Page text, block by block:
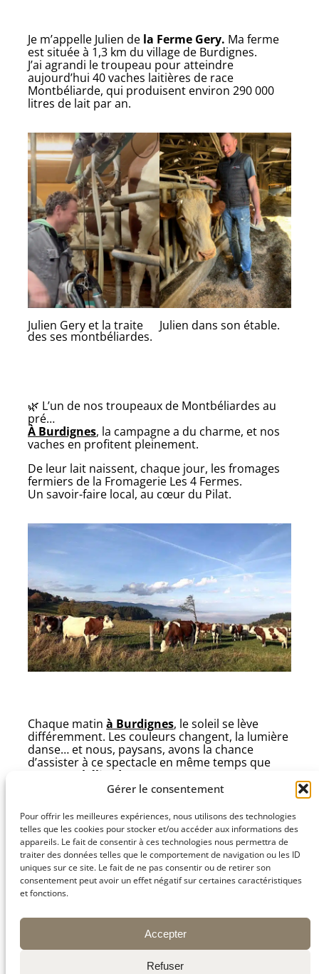
Gérer le consentement
Pour offrir les meilleures expériences, nous utilisons des technologies
telles que les cookies pour stocker et/ou accéder aux informations des
appareils. Le fait de consentir à ces technologies nous permettra de
traiter des données telles que le comportement de navigation ou les ID
uniques sur ce site. Le fait de ne pas consentir ou de retirer son
consentement peut avoir un effet négatif sur certaines caractéristiques
et fonctions.
Accepter
Refuser
Je m’appelle Julien de la Ferme Gery. Ma ferme
est située à 1,3 km du village de Burdignes.
J’ai agrandi le troupeau pour atteindre
aujourd’hui 40 vaches laitières de race
Montbéliarde, qui produisent environ 290 000
litres de lait par an.
Julien Gery et la traite
des ses montbéliardes.
Julien dans son étable.
🌿 L’un de nos troupeaux de Montbéliardes au
pré…
À Burdignes, la campagne a du charme, et nos
vaches en profitent pleinement.
De leur lait naissent, chaque jour, les fromages
fermiers de la Fromagerie Les 4 Fermes.
Un savoir-faire local, au cœur du Pilat.
Chaque matin à Burdignes, le soleil se lève
différemment. Les couleurs changent, la lumière
danse… et nous, paysans, avons la chance
d’assister à ce spectacle en même temps que
nos Montbéliardes